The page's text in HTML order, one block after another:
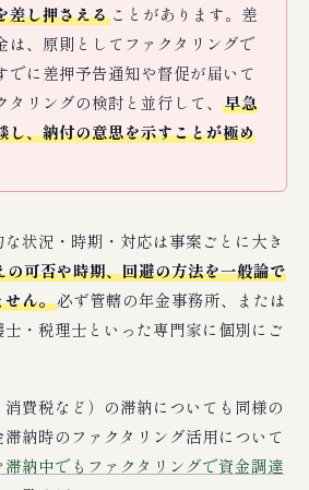
差し押さえる ことがあります。差
は、原則としてファクタリングで
でに差押予告通知や督促が届いて
リングの検討と並行して、 早急
し、納付の意思を示すことが極め
状況・時期・対応は事案ごとに大き
の可否や時期、回避の方法を一般論で
せん。必ず管轄の年金事務所、または
・税理士といった専門家に個別にご
費税など）の滞納についても同様の
納時のファクタリング活用について
滞納中でもファクタリングで資金調達